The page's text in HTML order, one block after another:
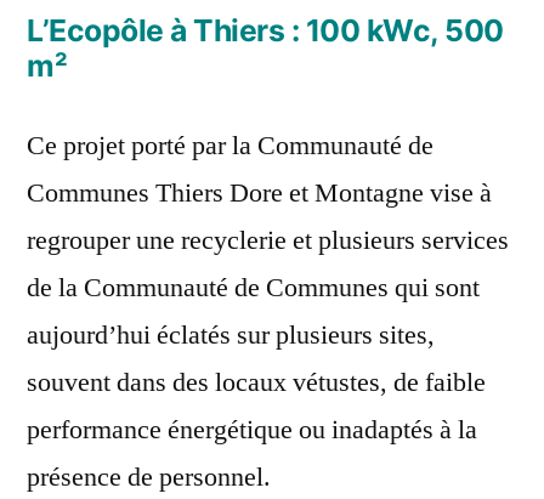
L’Ecopôle à Thiers : 100 kWc, 500
m²
Ce projet porté par la Communauté de
Communes Thiers Dore et Montagne vise à
regrouper une recyclerie et plusieurs services
de la Communauté de Communes qui sont
aujourd’hui éclatés sur plusieurs sites,
souvent dans des locaux vétustes, de faible
performance énergétique ou inadaptés à la
présence de personnel.